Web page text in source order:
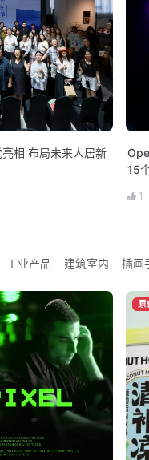
亮相 布局未来人居新
15
1
工业产品 建筑室内 插画
原